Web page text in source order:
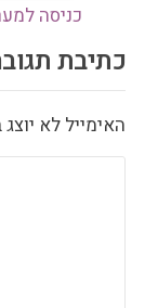
כניסה
כתיבת
האימייל לא